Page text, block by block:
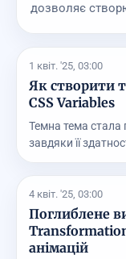
дозволяє
1 квіт. '25, 03:00
Як створити
CSS Variables
Темна тема стала
завдяки її
4 квіт. '25, 03:00
Поглиблене
анімацій